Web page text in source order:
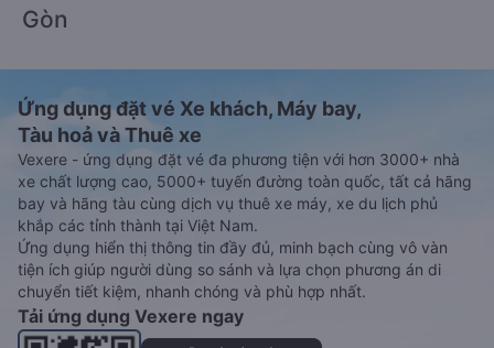
Gòn
Ứng dụng đặt vé Xe khách, Máy bay,
Tàu hoả và Thuê xe
Vexere - ứng dụng đặt vé đa phương tiện với hơn 3000+ nhà
xe chất lượng cao, 5000+ tuyến đường toàn quốc, tất cả hãng
bay và hãng tàu cùng dịch vụ thuê xe máy, xe du lịch phủ
khắp các tỉnh thành tại Việt Nam.
Ứng dụng hiển thị thông tin đầy đủ, minh bạch cùng vô vàn
tiện ích giúp người dùng so sánh và lựa chọn phương án di
chuyển tiết kiệm, nhanh chóng và phù hợp nhất.
Tải ứng dụng Vexere ngay